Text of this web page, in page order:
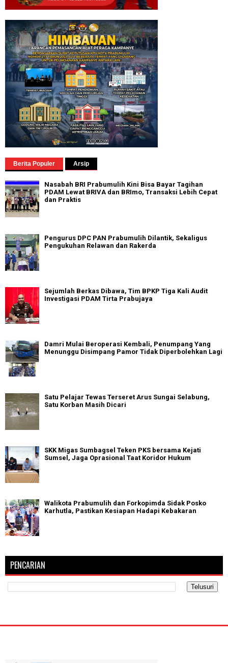
Berita Populer Arsip
Nasabah BRI Prabumulih Kini Bisa Bayar Tagihan
PDAM Lewat BRIVA dan BRImo, Transaksi Lebih Cepat
dan Praktis
Pengurus DPC PAN Prabumulih Dilantik, Sekaligus
Pengukuhan Relawan dan Rakerda
Sejumlah Berkas Dibawa, Tim BPKP Tiga Kali Audit
Investigasi PDAM Tirta Prabujaya
Damri Mulai Beroperasi Kembali, Penumpang Yang
Menunggu Disimpang Pamor Tidak Diperbolehkan Lagi
Satu Pelajar Tewas Terseret Arus Sungai Selabung,
Satu Korban Masih Dicari
SKK Migas Sumbagsel Teken PKS bersama Kejati
Sumsel, Jaga Oprasional Taat Koridor Hukum
Walikota Prabumulih dan Forkopimda Sidak Posko
Karhutla, Pastikan Kesiapan Hadapi Kebakaran
PENCARIAN